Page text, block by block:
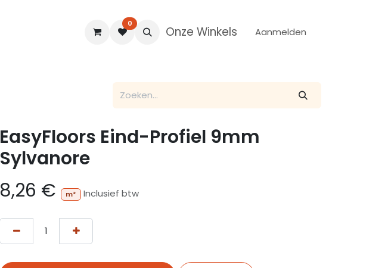
Blogs
0
Onze Winkels Aanmelden
EasyFloors Eind-Profiel 9mm
Sylvanore
8,26 € m² Inclusief btw